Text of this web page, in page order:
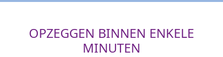
OPZEGGEN BINNEN ENKELE
MINUTEN